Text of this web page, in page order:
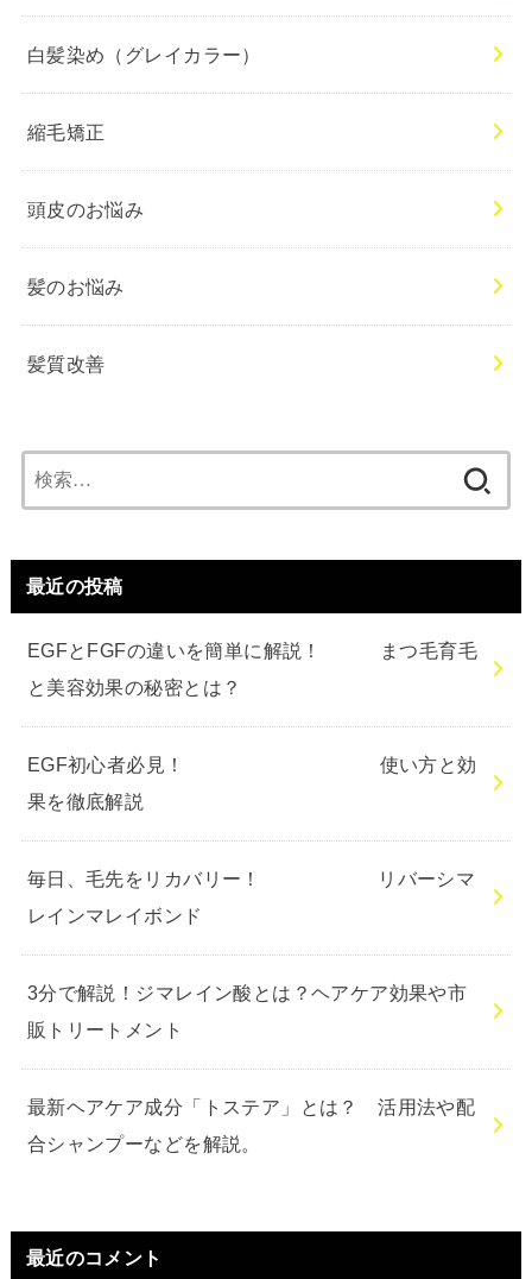
白髪染め（グレイカラー）
縮毛矯正
頭皮のお悩み
髪のお悩み
髪質改善
索:
最近の投稿
EGFとFGFの違いを簡単に解説！ まつ毛育毛
と美容効果の秘密とは？
EGF初心者必見！ 使い方と効
果を徹底解説
毎日、毛先をリカバリー！ リバーシマ
レインマレイボンド
3分で解説！ジマレイン酸とは？ヘアケア効果や市
販トリートメント
最新ヘアケア成分「トステア」とは？ 活用法や配
合シャンプーなどを解説。
最近のコメント